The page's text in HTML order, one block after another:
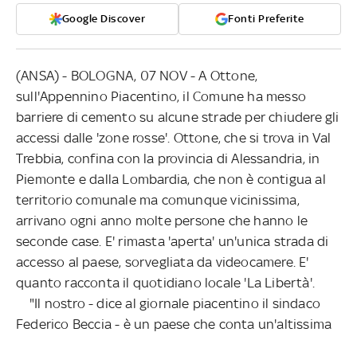
Google Discover Fonti Preferite
(ANSA) - BOLOGNA, 07 NOV - A Ottone,
sull'Appennino Piacentino, il Comune ha messo
barriere di cemento su alcune strade per chiudere gli
accessi dalle 'zone rosse'. Ottone, che si trova in Val
Trebbia, confina con la provincia di Alessandria, in
Piemonte e dalla Lombardia, che non è contigua al
territorio comunale ma comunque vicinissima,
arrivano ogni anno molte persone che hanno le
seconde case. E' rimasta 'aperta' un'unica strada di
accesso al paese, sorvegliata da videocamere. E'
quanto racconta il quotidiano locale 'La Libertà'.
"Il nostro - dice al giornale piacentino il sindaco
Federico Beccia - è un paese che conta un'altissima